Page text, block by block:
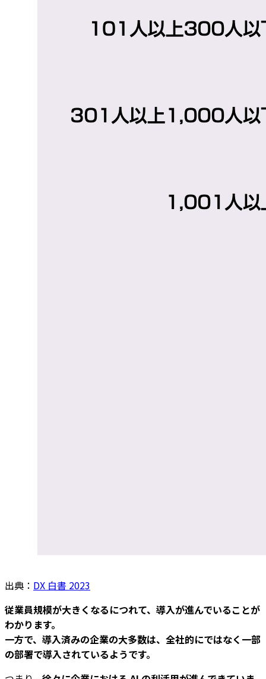
出典： DX 白書 2023
従業員規模が大きくなるにつれて、導入が進んでいることが
わかります。
一方で、導入済みの企業の大多数は、全社的にではなく一部
の部署で導入されているようです。